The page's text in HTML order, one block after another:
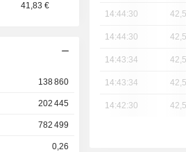
41,83 €
138 860
202 445
782 499
0,26
14:44:30
14:44:30
14:43:34
14:43:34
14:42:30